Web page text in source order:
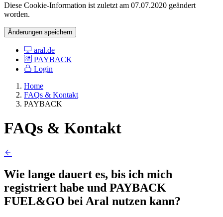
Diese Cookie-Information ist zuletzt am 07.07.2020 geändert
worden.
Änderungen speichern
aral.de
PAYBACK
Login
Home
FAQs & Kontakt
PAYBACK
FAQs & Kontakt
Wie lange dauert es, bis ich mich
registriert habe und PAYBACK
FUEL&GO bei Aral nutzen kann?